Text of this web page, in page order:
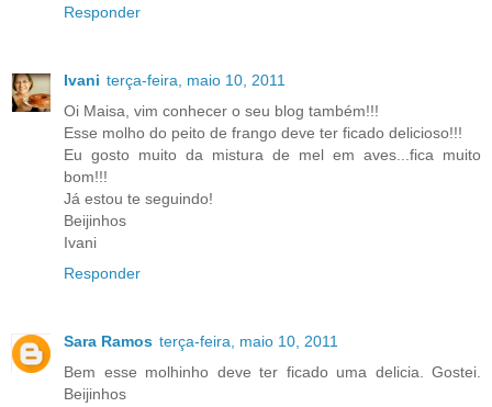
Responder
Ivani terça-feira, maio 10, 2011
Oi Maisa, vim conhecer o seu blog também!!!
Esse molho do peito de frango deve ter ficado delicioso!!!
Eu gosto muito da mistura de mel em aves...fica muito
bom!!!
Já estou te seguindo!
Beijinhos
Ivani
Responder
Sara Ramos terça-feira, maio 10, 2011
Bem esse molhinho deve ter ficado uma delicia. Gostei.
Beijinhos